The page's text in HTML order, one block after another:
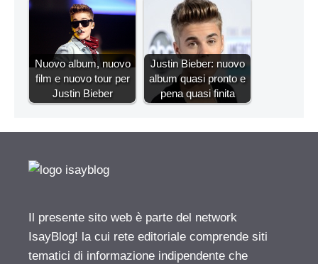
Nuovo album, nuovo
film e nuovo tour per
Justin Bieber
Justin Bieber: nuovo
album quasi pronto e
pena quasi finita
Il presente sito web è parte del network
IsayBlog! la cui rete editoriale comprende siti
tematici di informazione indipendente che